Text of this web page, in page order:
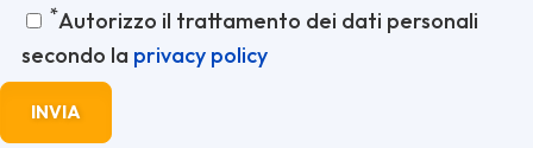
*Autorizzo il trattamento dei dati personali
secondo la privacy policy